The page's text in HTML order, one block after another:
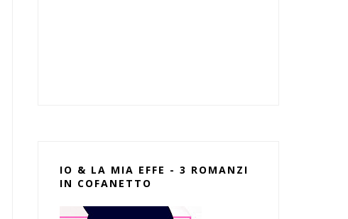
IO & LA MIA EFFE - 3 ROMANZI
IN COFANETTO